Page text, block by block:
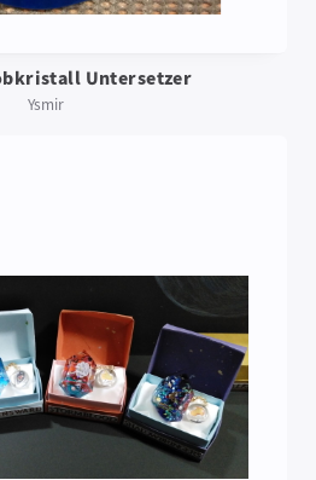
Untersetzer
Ysmir